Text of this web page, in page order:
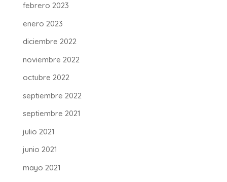
febrero 2023
enero 2023
diciembre 2022
noviembre 2022
octubre 2022
septiembre 2022
septiembre 2021
julio 2021
junio 2021
mayo 2021